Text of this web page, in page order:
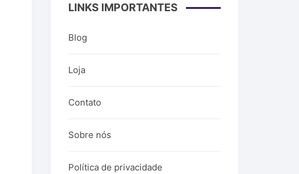
LINKS IMPORTANTES
Blog
Loja
Contato
Sobre nós
Política de privacidade